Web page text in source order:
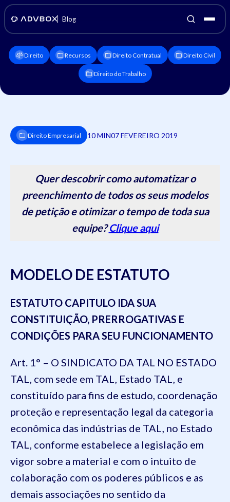
Blog
Direito Recursos Direito Contratual Direito Civil
Direito do Trabalho
Direito Empresarial 10 MIN07 FEVEREIRO 2019
Quer descobrir como automatizar o
preenchimento de todos os seus modelos
de petição e otimizar o tempo de toda sua
equipe?Clique aqui
MODELO DE ESTATUTO
ESTATUTO CAPITULO IDA SUA
CONSTITUIÇÃO, PRERROGATIVAS E
CONDIÇÕES PARA SEU FUNCIONAMENTO
Art. 1° – O SINDICATO DA TAL NO ESTADO
TAL, com sede em TAL, Estado TAL, e
constituído para fins de estudo, coordenação
proteção e representação legal da categoria
econômica das indústrias de TAL, no Estado
TAL, conforme estabelece a legislação em
vigor sobre a material e com o intuito de
colaboração com os poderes públicos e as
demais associações no sentido da